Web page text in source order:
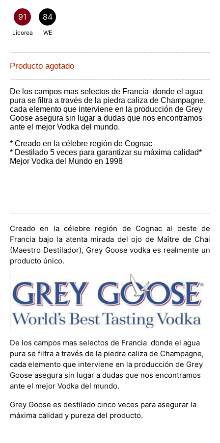
91
Licorea
84
WE
Producto agotado
De los campos mas selectos de Francia donde el agua
pura se filtra a través de la piedra caliza de Champagne,
cada elemento que interviene en la producción de Grey
Goose asegura sin lugar a dudas que nos encontramos
ante el mejor Vodka del mundo.
* Creado en la célebre región de Cognac
* Destilado 5 veces para garantizar su máxima calidad*
Mejor Vodka del Mundo en 1998
Creado en la célebre región de Cognac al oeste de
Francia bajo la atenta mirada del ojo de Maître de Chai
(Maestro Destilador), Grey Goose vodka es realmente un
producto único.
De los campos mas selectos de Francia donde el agua
pura se filtra a través de la piedra caliza de Champagne,
cada elemento que interviene en la producción de Grey
Goose asegura sin lugar a dudas que nos encontramos
ante el mejor Vodka del mundo.
Grey Goose es destilado cinco veces para asegurar la
máxima calidad y pureza del producto.